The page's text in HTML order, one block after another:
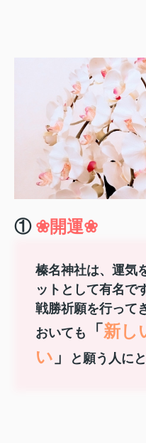
① ❀開運❀
榛名神社は、運気
ットとして有名で
戦勝祈願を行って
おいても
「 新し
い 」 と願う人に